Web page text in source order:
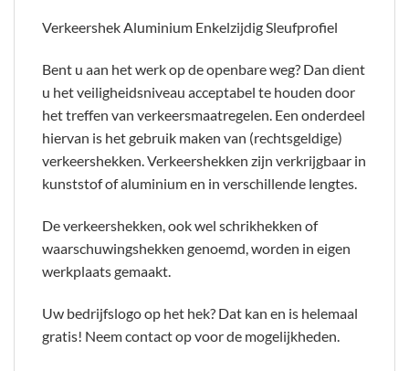
Verkeershek Aluminium Enkelzijdig Sleufprofiel
Bent u aan het werk op de openbare weg? Dan dient
u het veiligheidsniveau acceptabel te houden door
het treffen van verkeersmaatregelen. Een onderdeel
hiervan is het gebruik maken van (rechtsgeldige)
verkeershekken. Verkeershekken zijn verkrijgbaar in
kunststof of aluminium en in verschillende lengtes.
De verkeershekken, ook wel schrikhekken of
waarschuwingshekken genoemd, worden in eigen
werkplaats gemaakt.
Uw bedrijfslogo op het hek? Dat kan en is helemaal
gratis! Neem contact op voor de mogelijkheden.